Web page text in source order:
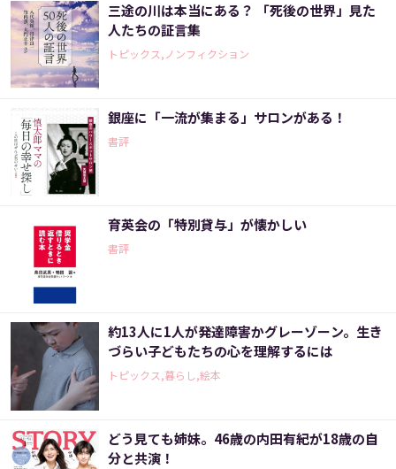
三途の川は本当にある？ 「死後の世界」見た
人たちの証言集
トピックス,ノンフィクション
銀座に「一流が集まる」サロンがある！
書評
育英会の「特別貸与」が懐かしい
書評
約13人に1人が発達障害かグレーゾーン。生き
づらい子どもたちの心を理解するには
トピックス,暮らし,絵本
どう見ても姉妹。46歳の内田有紀が18歳の自
分と共演！